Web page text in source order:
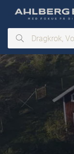
huvudinnehållet
Dragkrok,
Volvo
Selekt